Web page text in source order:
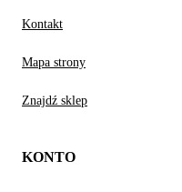
Kontakt
Mapa strony
Znajdź sklep
KONTO